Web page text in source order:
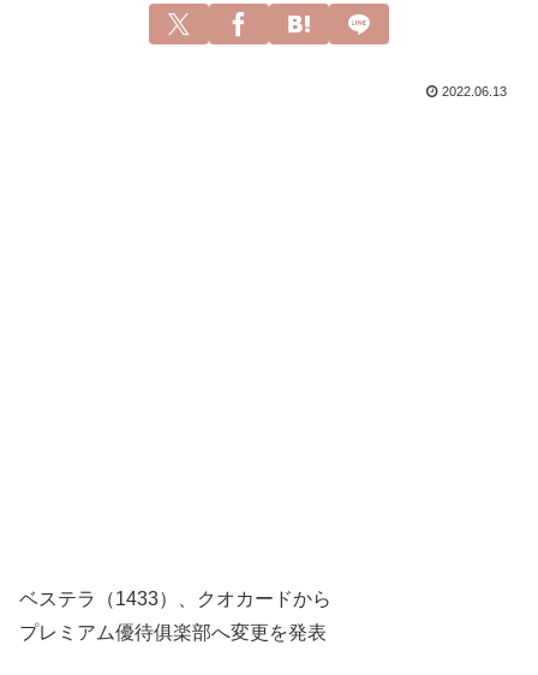
2022.06.13
ベステラ（1433）、クオカードから
プレミアム優待俱楽部へ変更を発表